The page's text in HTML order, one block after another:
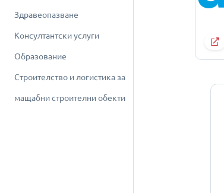
Здравеопазване
Консултантски услуги
Образование
Строителство и логистика за
мащабни строителни обекти